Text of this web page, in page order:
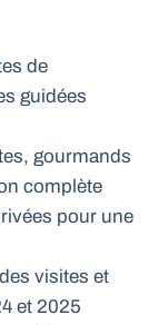
de
guidées
gourmands
complète
pour une
visites et
et 2025